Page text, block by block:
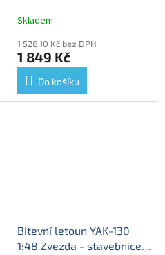
Skladem
1 528,10 Kč bez DPH
1 849 Kč
Do košíku
Bitevní letoun YAK-130
1:48 Zvezda - stavebnice